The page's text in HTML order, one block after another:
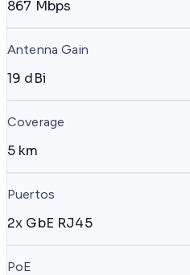
867 Mbps
Antenna Gain
19 dBi
Coverage
5 km
Puertos
2x GbE RJ45
PoE